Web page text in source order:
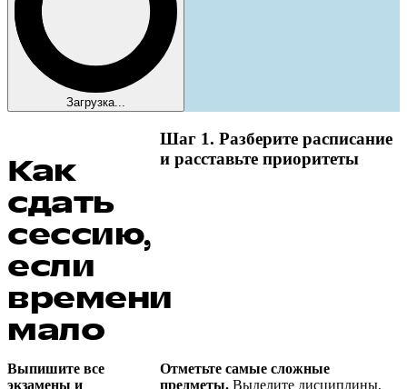
Загрузка...
Как
сдать
сессию,
если
времени
мало
Шаг 1. Разберите расписание
и расставьте приоритеты
Выпишите все
экзамены и
Отметьте самые сложные
предметы. Выделите дисциплины,